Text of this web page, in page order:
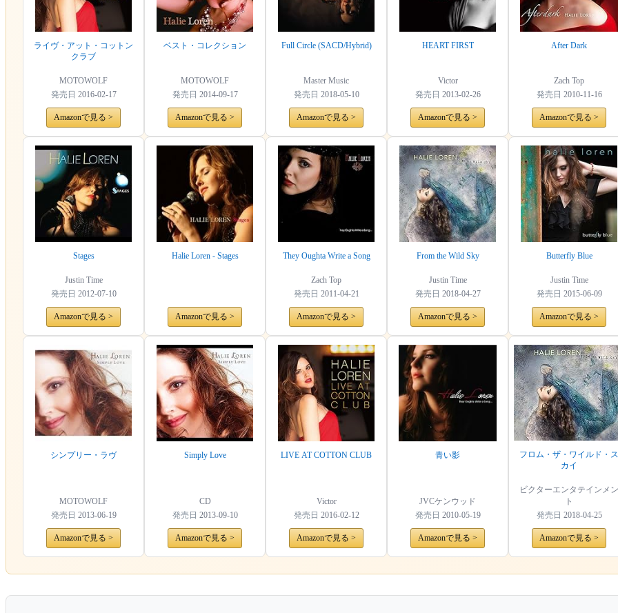
ライヴ・アット・コットン
クラブ
MOTOWOLF
発売日 2016-02-17
Amazonで見る >
ベスト・コレクション
MOTOWOLF
発売日 2014-09-17
Amazonで見る >
Full Circle (SACD/Hybrid)
Master Music
発売日 2018-05-10
Amazonで見る >
HEART FIRST
Victor
発売日 2013-02-26
Amazonで見る >
After Dark
Zach Top
発売日 2010-11-16
Amazonで見る >
Stages
Justin Time
発売日 2012-07-10
Amazonで見る >
Halie Loren - Stages
Amazonで見る >
They Oughta Write a Song
Zach Top
発売日 2011-04-21
Amazonで見る >
From the Wild Sky
Justin Time
発売日 2018-04-27
Amazonで見る >
Butterfly Blue
Justin Time
発売日 2015-06-09
Amazonで見る >
シンプリー・ラヴ
MOTOWOLF
発売日 2013-06-19
Amazonで見る >
Simply Love
CD
発売日 2013-09-10
Amazonで見る >
LIVE AT COTTON CLUB
Victor
発売日 2016-02-12
Amazonで見る >
青い影
JVCケンウッド
発売日 2010-05-19
Amazonで見る >
フロム・ザ・ワイルド・ス
カイ
ビクターエンタテインメン
ト
発売日 2018-04-25
Amazonで見る >